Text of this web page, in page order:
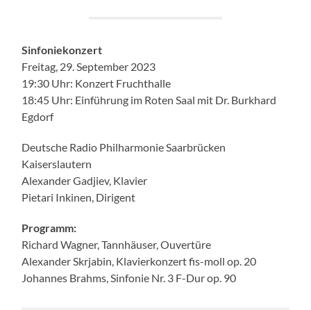
Sinfoniekonzert
Freitag, 29. September 2023
19:30 Uhr: Konzert Fruchthalle
18:45 Uhr: Einführung im Roten Saal mit Dr. Burkhard
Egdorf
Deutsche Radio Philharmonie Saarbrücken
Kaiserslautern
Alexander Gadjiev, Klavier
Pietari Inkinen, Dirigent
Programm:
Richard Wagner, Tannhäuser, Ouvertüre
Alexander Skrjabin, Klavierkonzert fis-moll op. 20
Johannes Brahms, Sinfonie Nr. 3 F-Dur op. 90